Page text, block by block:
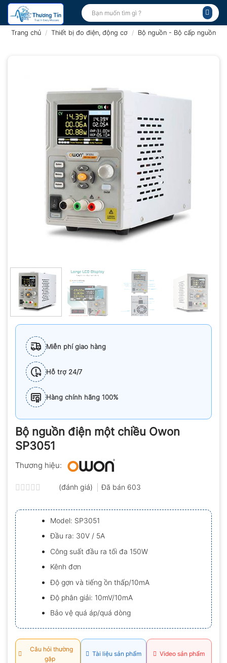
Bỏ
qua
Tìm
kiếm:
Trang chủ / Thiết bị đo điện, động cơ / Bộ nguồn - Bộ cấp nguồn
Miễn phí giao hàng
Hỗ trợ 24/7
Hàng chính hãng 100%
Bộ nguồn điện một chiều Owon
SP3051
Thương hiệu:
xếp
hạng
0.0
5
sao
(đánh giá) Đã bán 603
Model: SP3051
Đầu ra: 30V / 5A
Công suất đầu ra tối đa 150W
Kênh đơn
Độ gợn và tiếng ồn thấp/10mA
Độ phân giải: 10mV/10mA
Bảo vệ quá áp/quá dòng
Câu hỏi thường
gặp
Tài liệu sản phẩm Video sản phẩm